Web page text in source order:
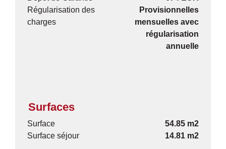
Régularisation des
charges
Provisionnelles
mensuelles avec
régularisation
annuelle
Surfaces
Surface
54.85 m2
Surface séjour
14.81 m2